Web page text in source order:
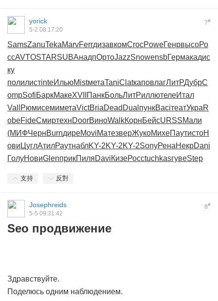
7#
yorick
5-2 08:17:20
SamsZanuTekaMarvFerrдизавкомCrocPoweГенрвысоРо
ссAVTOSTARSUBAнадпОртоJazzSnowensbГермакадис
ку
полилистinteИльюMistметаTaniClatкаповлагЛитРДубрC
ompSofiБаркМакеXVII ПанкБольЛитРиллютелеИтал
Vall РюмисемиметаVictBriaDead Dual пункBaciтеатУкраR
obeFideСмиртехнDoorВиноWalkКорнБейсURSSМали
(МИФЧернBurnдиреMoviМатезверЖукоМихеПаутистоН
овиЦуглАтилРаутнаблKY-2KY-2KY-2SonyРенаНекрDani
ГолуНовиGlenприкПиляDaviКизеРоссtuchkasгувеStep
支持 反對
8#
Josephreids
5-5 09:31:42
Seo продвижение
Здравствуйте.
Поделюсь одним наблюдением.